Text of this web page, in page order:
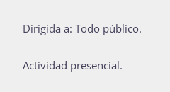
Dirigida a: Todo público.
Actividad presencial.